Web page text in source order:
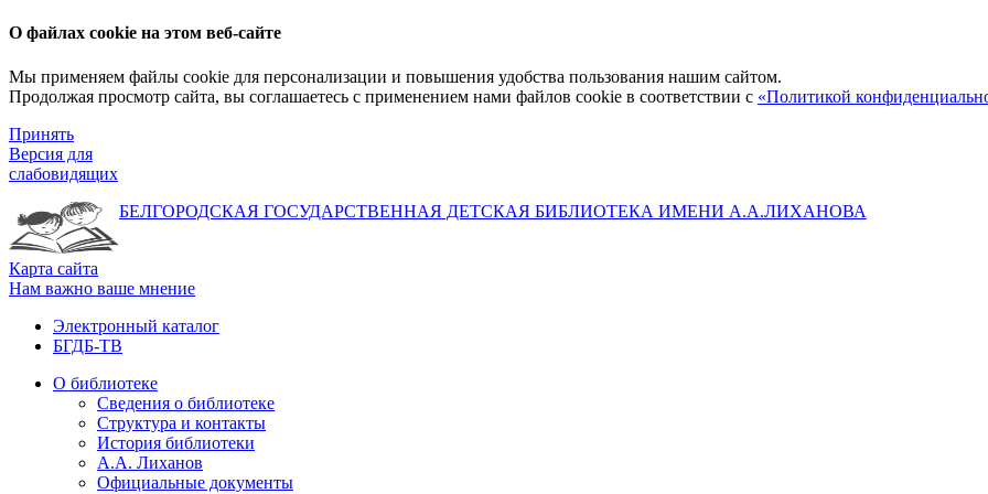
О файлах cookie на этом веб-сайте
Мы применяем файлы cookie для персонализации и повышения удобства пользования нашим сайтом.
Продолжая просмотр сайта, вы соглашаетесь с применением нами файлов cookie в соответствии с «Политикой
Принять
Версия для
слабовидящих
БЕЛГОРОДСКАЯ ГОСУДАРСТВЕННАЯ ДЕТСКАЯ БИБЛИОТЕКА ИМЕНИ А.А.ЛИХАНОВА
Карта сайта
Нам важно ваше мнение
Электронный каталог
БГДБ-ТВ
О библиотеке
Сведения о библиотеке
Структура и контакты
История библиотеки
А.А. Лиханов
Официальные документы